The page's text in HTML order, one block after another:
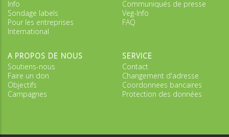
Info
Sondage labels
Pour les entreprises
International
Communiqués de presse
Veg-Info
FAQ
A PROPOS DE NOUS
Soutiens-nous
Faire un don
Objectifs
Campagnes
SERVICE
Contact
Changement d'adresse
Coordonnees bancaires
Protection des données